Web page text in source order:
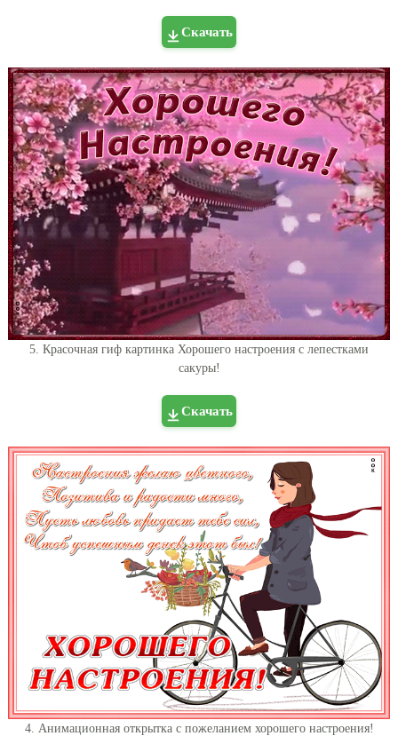
Скачать
5. Красочная гиф картинка Хорошего настроения с лепестками
сакуры!
Скачать
4. Анимационная открытка с пожеланием хорошего настроения!